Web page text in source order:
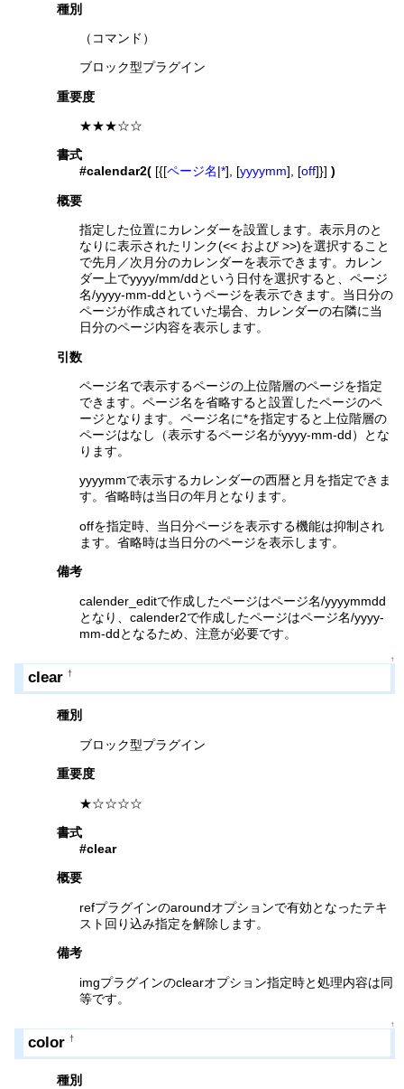
種別
（コマンド）
ブロック型プラグイン
重要度
★★★☆☆
書式
#calendar2( [{[ページ名|*], [yyyymm], [off]}])
概要
指定した位置にカレンダーを設置します。表示月のと
なりに表示されたリンク(<< および >>)を選択すること
で先月／次月分のカレンダーを表示できます。カレン
ダー上でyyyy/mm/ddという日付を選択すると、ページ
名/yyyy-mm-ddというページを表示できます。当日分の
ページが作成されていた場合、カレンダーの右隣に当
日分のページ内容を表示します。
引数
ページ名で表示するページの上位階層のページを指定
できます。ページ名を省略すると設置したページのペ
ージとなります。ページ名に*を指定すると上位階層の
ページはなし（表示するページ名がyyyy-mm-dd）とな
ります。
yyyymmで表示するカレンダーの西暦と月を指定できま
す。省略時は当日の年月となります。
offを指定時、当日分ページを表示する機能は抑制され
ます。省略時は当日分のページを表示します。
備考
calender_editで作成したページはページ名/yyyymmdd
となり、calender2で作成したページはページ名/yyyy-
mm-ddとなるため、注意が必要です。
↑
clear †
種別
ブロック型プラグイン
重要度
★☆☆☆☆
書式
#clear
概要
refプラグインのaroundオプションで有効となったテキ
スト回り込み指定を解除します。
備考
imgプラグインのclearオプション指定時と処理内容は同
等です。
↑
color †
種別